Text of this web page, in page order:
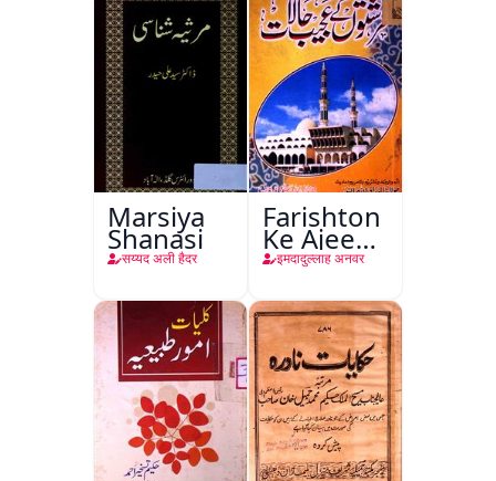
Marsiya
Shanasi
सय्यद अली हैदर
Farishton
Ke Ajeeb
Halat
इमदादुल्लाह अनवर